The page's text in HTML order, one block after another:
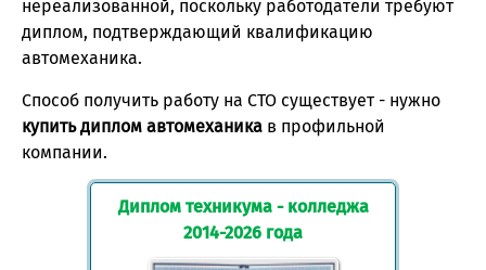
нереализованной, поскольку работодатели требуют
диплом, подтверждающий квалификацию
автомеханика.
Способ получить работу на СТО существует - нужно
купить диплом автомеханика в профильной
компании.
Диплом техникума - колледжа
2014-2026 года